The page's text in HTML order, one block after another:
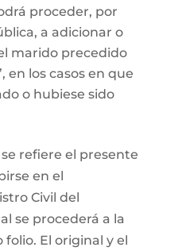
proceder, por
a adicionar o
marido precedido
en los casos en que
o hubiese sido
refiere el presente
en el
Civil del
se procederá a la
El original y el